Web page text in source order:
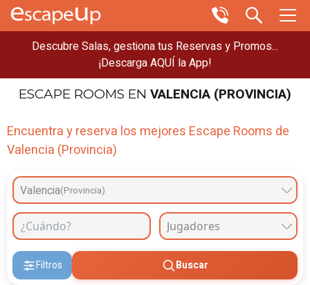
Descubre Salas, gestiona tus Reservas y Promos...
¡Descarga AQUÍ la App!
ESCAPE ROOMS EN VALENCIA (PROVINCIA)
Encuentra y reserva los mejores Escape Rooms de
Valencia (Provincia)
Valencia(Provincia)
Filtros Buscar